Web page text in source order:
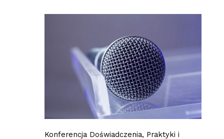
Konferencja Doświadczenia, Praktyki i